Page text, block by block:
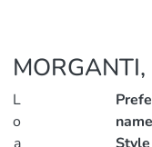
L
o
name